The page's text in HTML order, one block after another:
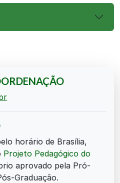
horário de Brasília,
Projeto Pedagógico do
aprovado pela Pró-
Graduação.